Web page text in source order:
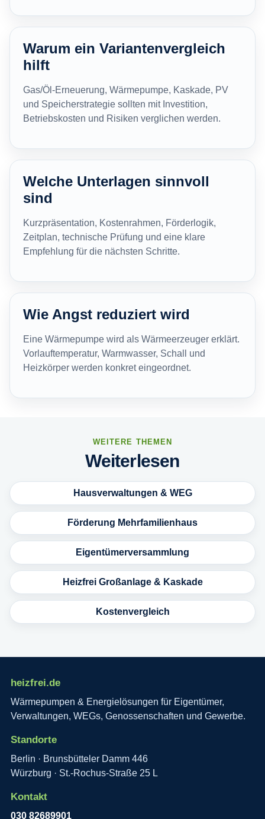
Warum ein Variantenvergleich
hilft
Gas/Öl-Erneuerung, Wärmepumpe, Kaskade, PV
und Speicherstrategie sollten mit Investition,
Betriebskosten und Risiken verglichen werden.
Welche Unterlagen sinnvoll
sind
Kurzpräsentation, Kostenrahmen, Förderlogik,
Zeitplan, technische Prüfung und eine klare
Empfehlung für die nächsten Schritte.
Wie Angst reduziert wird
Eine Wärmepumpe wird als Wärmeerzeuger erklärt.
Vorlauftemperatur, Warmwasser, Schall und
Heizkörper werden konkret eingeordnet.
WEITERE THEMEN
Weiterlesen
Hausverwaltungen & WEG
Förderung Mehrfamilienhaus
Eigentümerversammlung
Heizfrei Großanlage & Kaskade
Kostenvergleich
heizfrei.de
Wärmepumpen & Energielösungen für Eigentümer,
Verwaltungen, WEGs, Genossenschaften und Gewerbe.
Standorte
Berlin · Brunsbütteler Damm 446
Würzburg · St.-Rochus-Straße 25 L
Kontakt
030 82689901